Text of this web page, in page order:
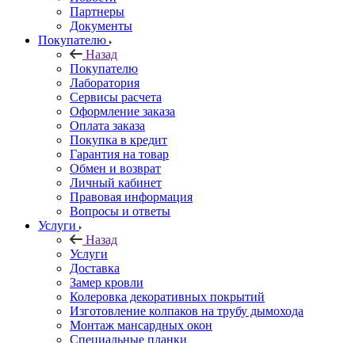
Партнеры
Документы
Покупателю
Назад
Покупателю
Лаборатория
Сервисы расчета
Оформление заказа
Оплата заказа
Покупка в кредит
Гарантия на товар
Обмен и возврат
Личный кабинет
Правовая информация
Вопросы и ответы
Услуги
Назад
Услуги
Доставка
Замер кровли
Колеровка декоративных покрытий
Изготовление колпаков на трубу дымохода
Монтаж мансардных окон
Специальные планки